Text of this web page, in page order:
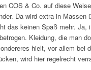
COS & Co. auf diese
Da wird extra in Massen
das keinen Spaß mehr. Ja,
Kleidung, die man
hielt, vor allem bei
wird hier regelrecht